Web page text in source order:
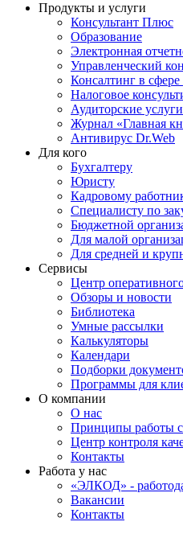
Продукты и услуги
Консультант Плюс
Образование
Электронная
Управленческий
Консалтинг в
Налоговое
Аудиторские услуги
Журнал «Главная
Антивирус Dr.Web
Для кого
Бухгалтеру
Юристу
Кадровому
Специалисту по
Бюджетной
Для малой
Для средней и
Сервисы
Центр
Обзоры и новости
Библиотека
Умные рассылки
Калькуляторы
Календари
Подборки
Программы для
О компании
О нас
Принципы работы
Центр контроля
Контакты
Работа у нас
«ЭЛКОД» -
Вакансии
Контакты